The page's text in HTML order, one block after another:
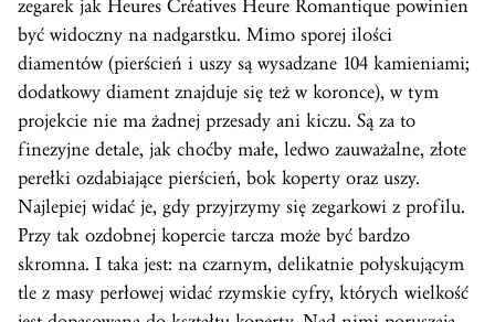
zegarek jak Heures Créatives Heure Romantique powinien
być widoczny na nadgarstku. Mimo sporej ilości
diamentów (pierścień i uszy są wysadzane 104 kamieniami;
dodatkowy diament znajduje się też w koronce), w tym
projekcie nie ma żadnej przesady ani kiczu. Są za to
finezyjne detale, jak choćby małe, ledwo zauważalne, złote
perełki ozdabiające pierścień, bok koperty oraz uszy.
Najlepiej widać je, gdy przyjrzymy się zegarkowi z profilu.
Przy tak ozdobnej kopercie tarcza może być bardzo
skromna. I taka jest: na czarnym, delikatnie połyskującym
tle z masy perłowej widać rzymskie cyfry, których wielkość